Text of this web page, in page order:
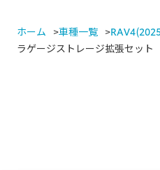
ホーム 車種一覧
ラゲージストレージ拡張セット